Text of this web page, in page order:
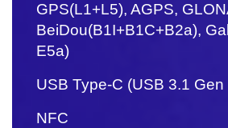
GPS(L1+L5), AGPS,
BeiDou(B1I+B1C+B2a),
E5a)
USB Type-C (USB 3.1 Gen
NFC